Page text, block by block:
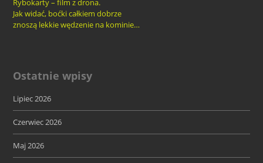
Rybokarty – film z drona.
Jak widać, boćki całkiem dobrze
znoszą lekkie wędzenie na kominie…
Ostatnie wpisy
Lipiec 2026
Czerwiec 2026
Maj 2026